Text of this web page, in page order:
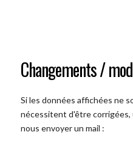
Changements /
Si les données affichées ne
nécessitent d'être
nous envoyer un mail :